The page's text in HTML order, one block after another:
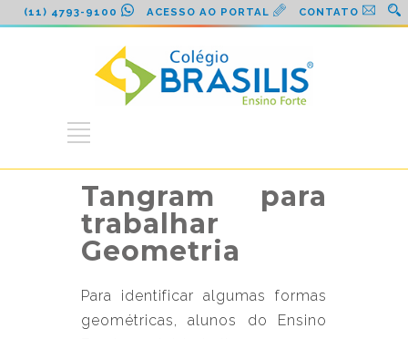
(11) 4793-9100 ACESSO AO PORTAL CONTATO
Tangram para
trabalhar
Geometria
Para identificar algumas formas
geométricas, alunos do Ensino